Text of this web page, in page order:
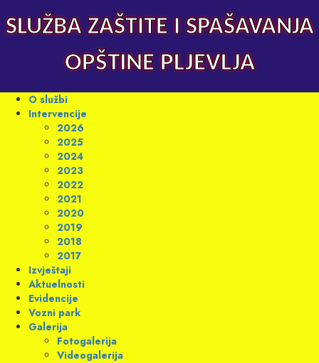
to
content
SLUŽBA ZAŠTITE I SPAŠAVANJA
OPŠTINE PLJEVLJA
Primary
Menu
O službi
Intervencije
2026
2025
2024
2023
2022
2021
2020
2019
2018
2017
Izvještaji
Aktuelnosti
Evidencije
Vozni park
Galerija
Fotogalerija
Videogalerija